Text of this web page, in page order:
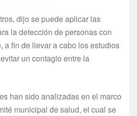
dijo se puede aplicar las
la detección de personas con
a fin de llevar a cabo los estudios
un contagio entre la
han sido analizadas en el marco
municipal de salud, el cual se